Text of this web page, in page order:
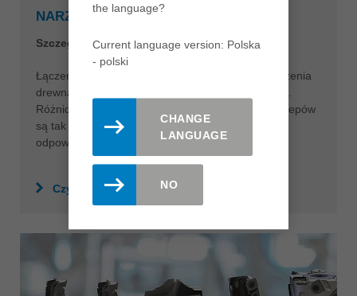
NARZĘDZIA DO MINIWCZEPÓW
Szczególny rodzaj frezowania
Łączenia na miniwczepy służą do wzdłużnego łączenia
drewna litego w elementach nośnych i nienośnych.
Różnice między poszczególnymi profilami miniwczepów
są tak różne, jak różne są wymagania stawiane
odpowiednim produktom.
Czytaj więcej
the language?
Current language version: Polska
- polski
CHANGE
LANGUAGE
NO